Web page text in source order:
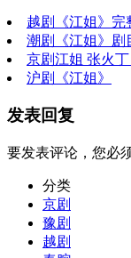
越剧《江姐》完
潮剧《江姐》剧
京剧江姐 张火
沪剧《江姐》
发表回复
要发表评论，您必
分类
京剧
豫剧
越剧